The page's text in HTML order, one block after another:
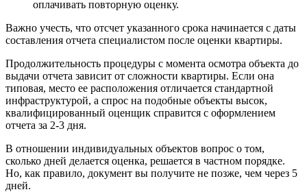
оплачивать повторную оценку.
Важно учесть, что отсчет указанного срока начинается с даты
составления отчета специалистом после оценки квартиры.
Продолжительность процедуры с момента осмотра объекта до
выдачи отчета зависит от сложности квартиры. Если она
типовая, место ее расположения отличается стандартной
инфраструктурой, а спрос на подобные объекты высок,
квалифицированный оценщик справится с оформлением
отчета за 2-3 дня.
В отношении индивидуальных объектов вопрос о том,
сколько дней делается оценка, решается в частном порядке.
Но, как правило, документ вы получите не позже, чем через 5
дней.